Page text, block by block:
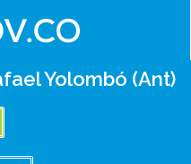
Yolombó (Ant)